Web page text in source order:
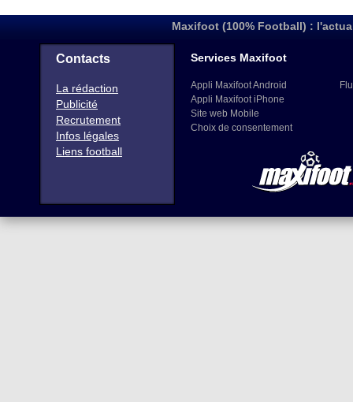
Maxifoot (100% Football) :
Contacts
La rédaction
Publicité
Recrutement
Infos légales
Liens football
Services Maxifoot
Appli Maxifoot Android
Appli Maxifoot iPhone
Site web Mobile
Choix de consentement